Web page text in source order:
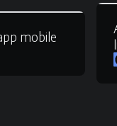
mobile